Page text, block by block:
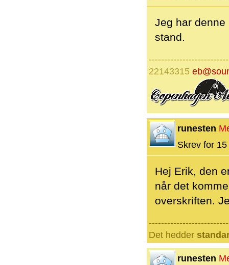
Jeg har denne
stand.
22143315
runesten
Skrev for
Hej Erik, den
når det
overskriften.
Det hedder
runesten